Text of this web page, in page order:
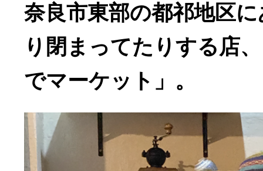
奈良市東部の都祁地区
り閉まってたりする店
でマーケット」。